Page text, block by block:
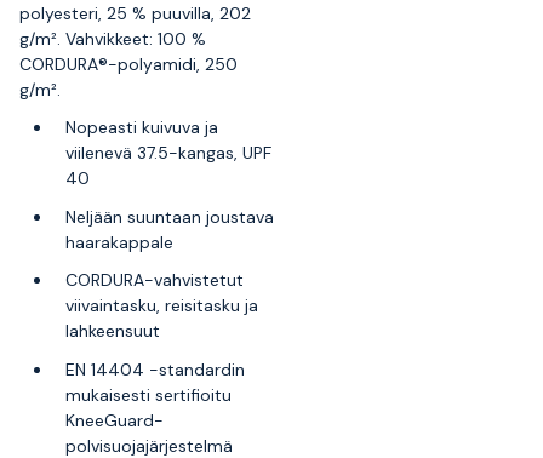
polyesteri, 25 % puuvilla, 202
g/m². Vahvikkeet: 100 %
CORDURA®-polyamidi, 250
g/m².
Nopeasti kuivuva ja
viilenevä 37.5-kangas, UPF
40
Neljään suuntaan joustava
haarakappale
CORDURA-vahvistetut
viivaintasku, reisitasku ja
lahkeensuut
EN 14404 -standardin
mukaisesti sertifioitu
KneeGuard-
polvisuojajärjestelmä